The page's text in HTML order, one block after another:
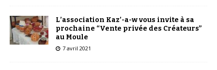
L’association Kaz’-a-w vous invite à sa
prochaine “Vente privée des Créateurs”
au Moule
7 avril 2021